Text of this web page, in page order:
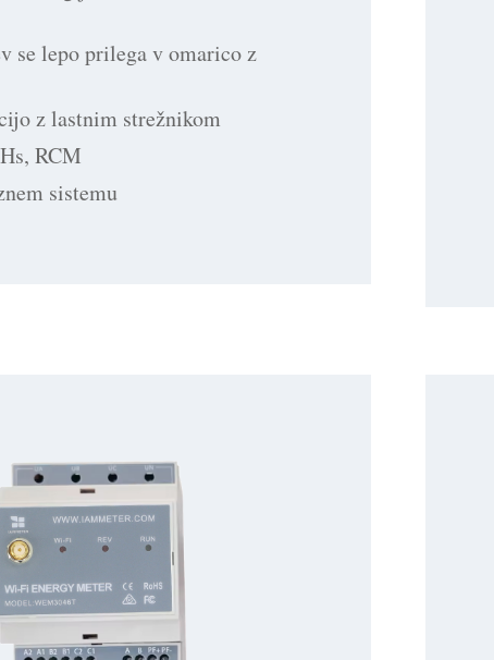
se lepo prilega v omarico z
z lastnim strežnikom
RCM
sistemu